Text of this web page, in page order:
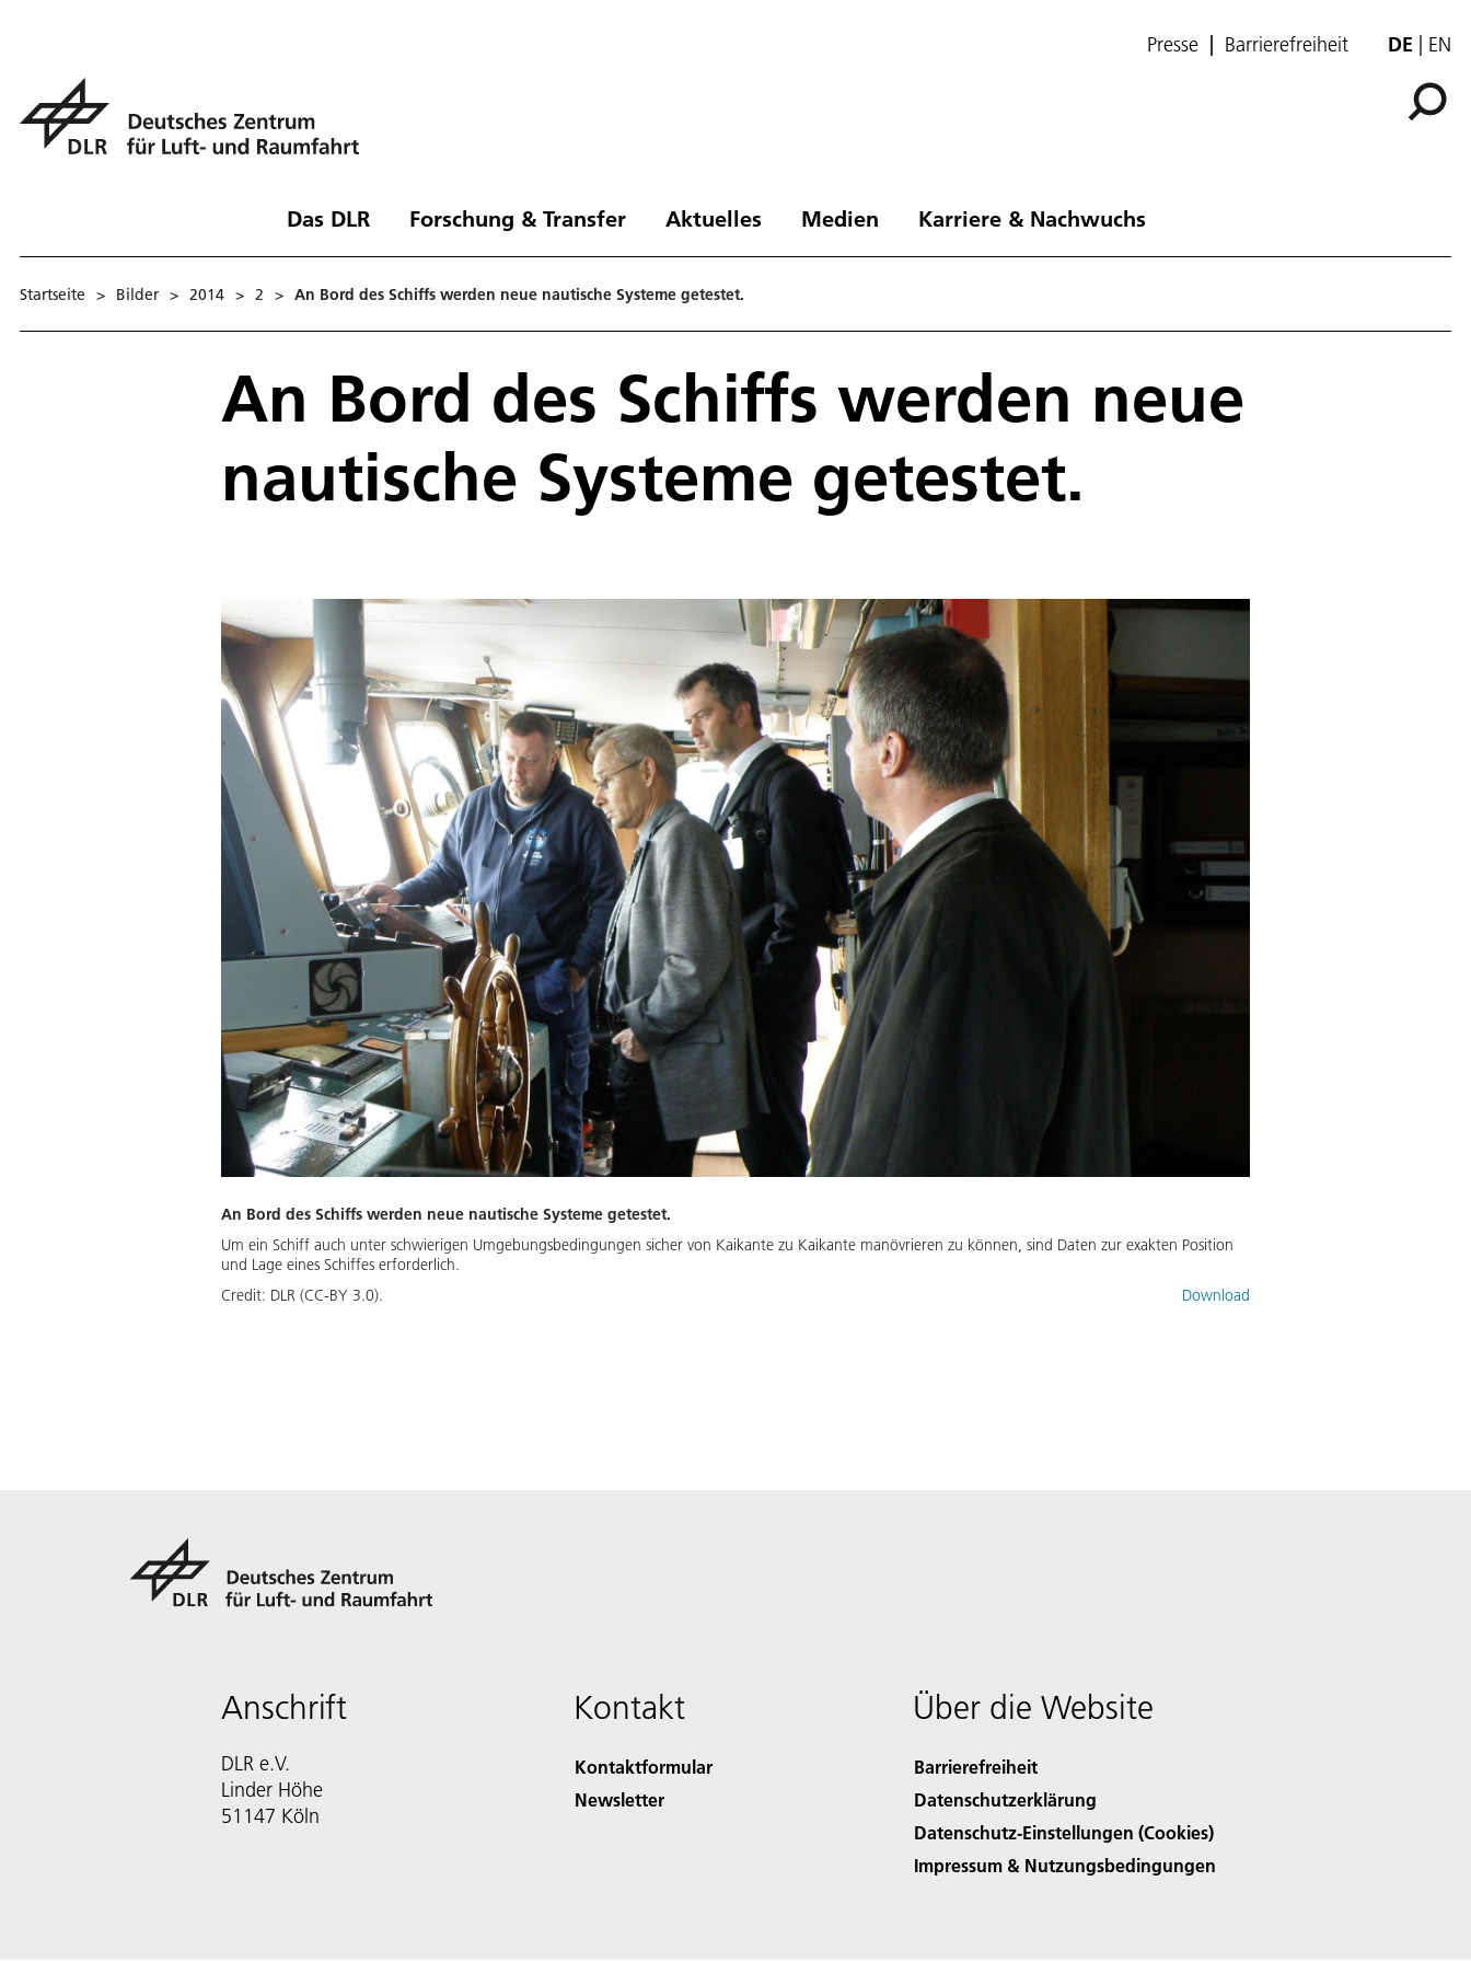
Presse Barrierefreiheit DE EN
Das DLR Forschung & Transfer Aktuelles Medien Karriere & Nachwuchs
Startseite > Bilder > 2014 > 2 > An Bord des Schiffs werden neue nautische Systeme getestet.
An Bord des Schiffs werden neue
nautische Systeme getestet.
An Bord des Schiffs werden neue nautische Systeme getestet.
Um ein Schiff auch unter schwierigen Umgebungsbedingungen sicher von Kaikante zu Kaikante manövrieren zu können, sind Daten zur exakten Position
und Lage eines Schiffes erforderlich.
Credit: DLR (CC-BY 3.0). Download
Anschrift
DLR e.V.
Linder Höhe
51147 Köln
Kontakt
Kontaktformular
Newsletter
Über die Website
Barrierefreiheit
Datenschutzerklärung
Datenschutz-Einstellungen (Cookies)
Impressum & Nutzungsbedingungen